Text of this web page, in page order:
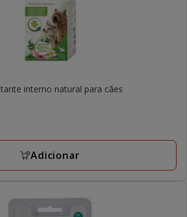
interno natural para cães
Adicionar